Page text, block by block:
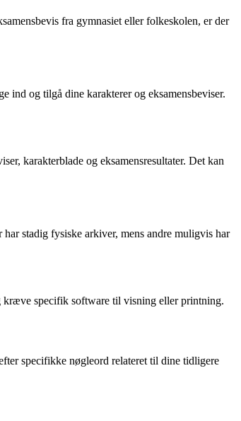
fra gymnasiet eller folkeskolen, er der
ind og tilgå dine karakterer og eksamensbeviser.
karakterblade og eksamensresultater. Det kan
stadig fysiske arkiver, mens andre muligvis har
kræve specifik software til visning eller printning.
specifikke nøgleord relateret til dine tidligere